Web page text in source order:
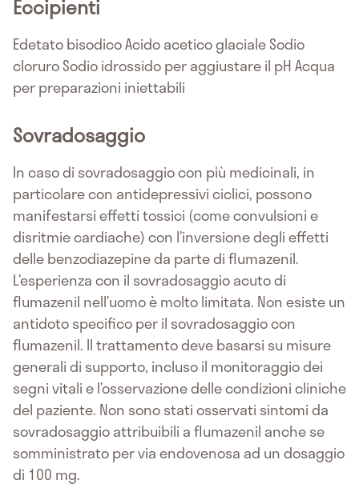
Eccipienti
Edetato bisodico Acido acetico glaciale Sodio
cloruro Sodio idrossido per aggiustare il pH Acqua
per preparazioni iniettabili
Sovradosaggio
In caso di sovradosaggio con più medicinali, in
particolare con antidepressivi ciclici, possono
manifestarsi effetti tossici (come convulsioni e
disritmie cardiache) con l’inversione degli effetti
delle benzodiazepine da parte di flumazenil.
L’esperienza con il sovradosaggio acuto di
flumazenil nell’uomo è molto limitata. Non esiste un
antidoto specifico per il sovradosaggio con
flumazenil. Il trattamento deve basarsi su misure
generali di supporto, incluso il monitoraggio dei
segni vitali e l’osservazione delle condizioni cliniche
del paziente. Non sono stati osservati sintomi da
sovradosaggio attribuibili a flumazenil anche se
somministrato per via endovenosa ad un dosaggio
di 100 mg.